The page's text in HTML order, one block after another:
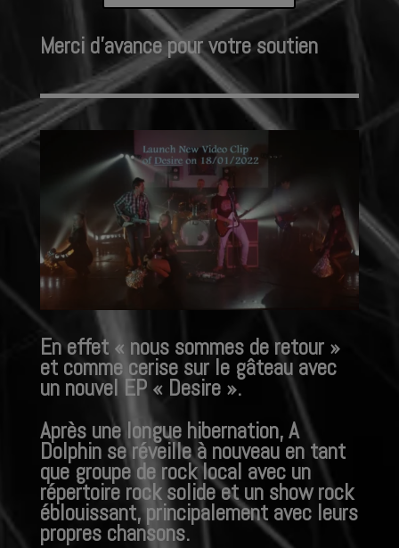
Merci d’avance pour votre soutien
En effet « nous sommes de retour »
et comme cerise sur le gâteau avec
un nouvel EP « Desire ».
Après une longue hibernation, A
Dolphin se réveille à nouveau en tant
que groupe de rock local avec un
répertoire rock solide et un show rock
éblouissant, principalement avec leurs
propres chansons.